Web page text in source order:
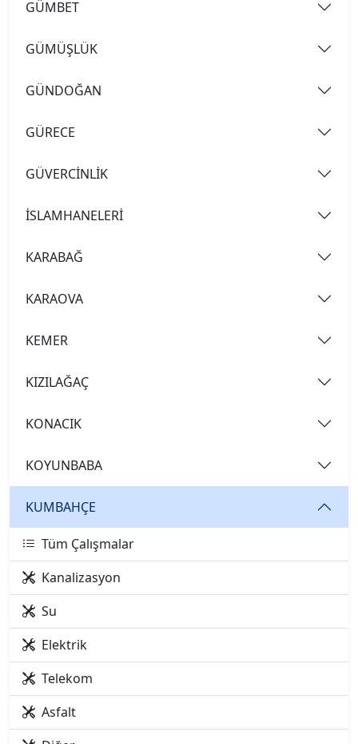
GÜMBET
GÜMÜŞLÜK
GÜNDOĞAN
GÜRECE
GÜVERCİNLİK
İSLAMHANELERİ
KARABAĞ
KARAOVA
KEMER
KIZILAĞAÇ
KONACIK
KOYUNBABA
KUMBAHÇE
Tüm Çalışmalar
Kanalizasyon
Su
Elektrik
Telekom
Asfalt